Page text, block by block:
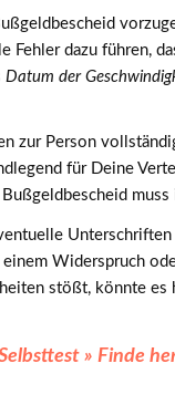
Fehler dazu führen,
Datum der
zur Person
für Deine
Widerspruch
stößt, könnte es
» Finde